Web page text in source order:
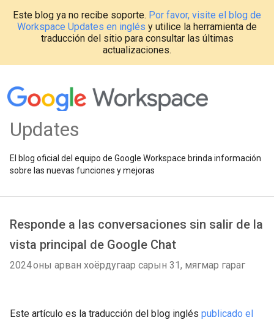
Este blog ya no recibe soporte. Por favor, visite el blog de
Workspace Updates en inglés y utilice la herramienta de
traducción del sitio para consultar las últimas
actualizaciones.
Updates
El blog oficial del equipo de Google Workspace brinda información
sobre las nuevas funciones y mejoras
Responde a las conversaciones sin salir de la
vista principal de Google Chat
2024 оны арван хоёрдугаар сарын 31, мягмар гараг
Este artículo es la traducción del blog inglés publicado el